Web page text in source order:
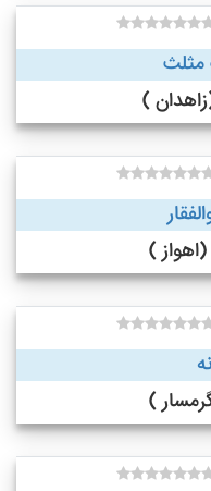
مثلث
)
(اهواز )
)